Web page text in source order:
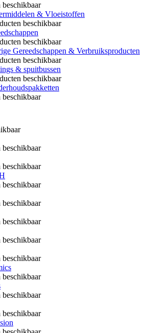
beschikbaar
& Vloeistoffen
beschikbaar
beschikbaar
Gereedschappen & Verbruiksproducten
beschikbaar
& spuitbussen
beschikbaar
beschikbaar
beschikbaar
beschikbaar
beschikbaar
beschikbaar
beschikbaar
beschikbaar
beschikbaar
beschikbaar
beschikbaar
beschikbaar